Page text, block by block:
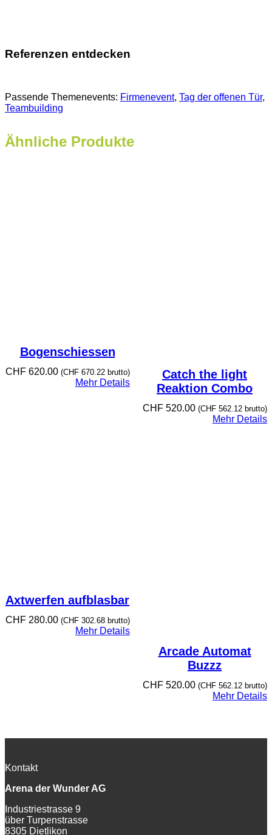
Referenzen entdecken
Passende Themenevents: Firmenevent, Tag der offenen Tür
Teambuilding
Ähnliche Produkte
Bogenschiessen
CHF620.00 (CHF670.22brutto)
Mehr Details
Catch the light
Reaktion Combo
CHF520.00 (CHF562.12brutto)
Mehr Details
Axtwerfen aufblasbar
CHF280.00 (CHF302.68brutto)
Mehr Details
Arcade Automat
Buzzz
CHF520.00 (CHF562.12brutto)
Mehr Details
Kontakt
Arena der Wunder AG
Industriestrasse 9
über Turpenstrasse
8305 Dietlikon